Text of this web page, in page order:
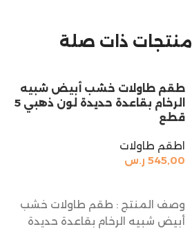
منتجات ذات صلة
طقم طاولات خشب أبيض شبيه
الرخام بقاعدة حديدة لون ذهبي 5
قطع
اطقم طاولات
545,00 ر.س
وصف المنتج : طقم طاولات خشب
أبيض شبيه الرخام بقاعدة حديدة